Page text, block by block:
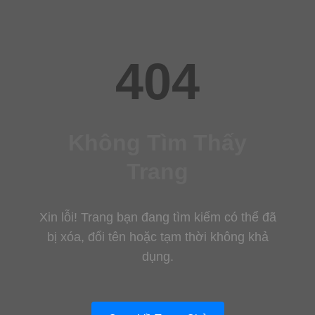
404
Xin lỗi! Trang bạn đang tìm kiếm có thể đã
bị xóa, đổi tên hoặc tạm thời không khả
dụng.